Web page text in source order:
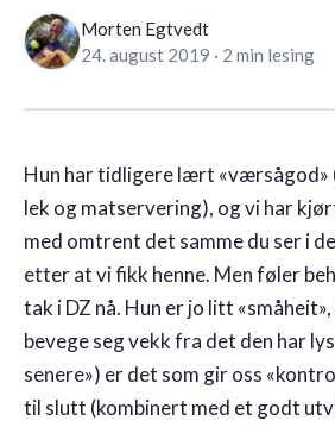
Morten Egtvedt
24. august 2019 · 2 min lesing
Hun har tidligere lært «værsågod»
lek og matservering), og vi har
med omtrent det samme du ser i
etter at vi fikk henne. Men føler
tak i DZ nå. Hun er jo litt
bevege seg vekk fra det den har
senere») er det som gir oss
til slutt (kombinert med et godt